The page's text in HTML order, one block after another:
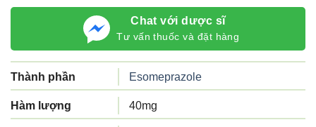
Chat với dược sĩ
Tư vấn thuốc và đặt hàng
Thành phần Esomeprazole
Hàm lượng 40mg